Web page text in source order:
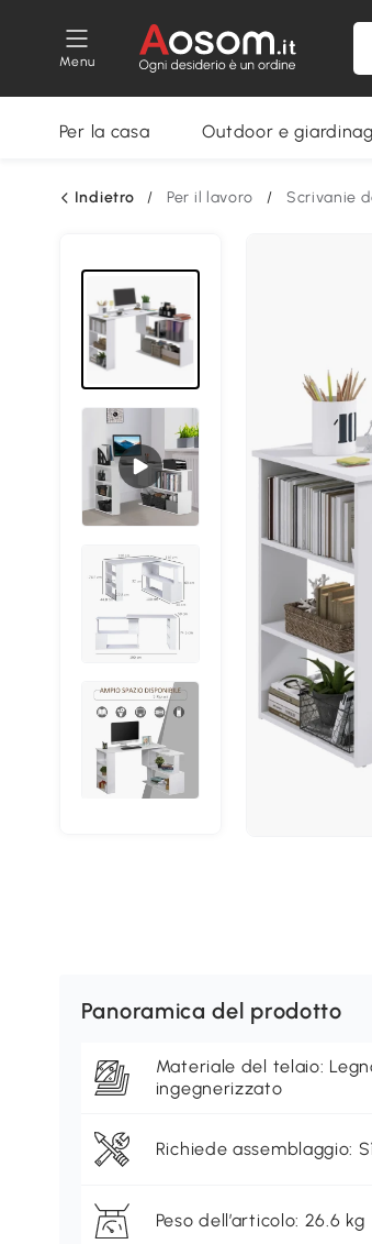
Menu
Per la casa Outdoor e
Indietro / Per il lavoro / Scrivanie
Panoramica del prodotto
Materiale del telaio:
ingegnerizzato
Richiede assemblaggio: Sì
Peso dell’articolo: 26.6 kg